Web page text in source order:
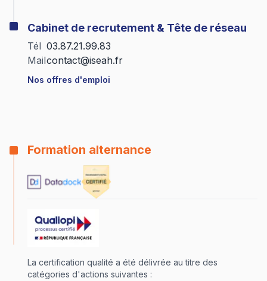
Cabinet de recrutement & Tête de réseau
Tél 03.87.21.99.83
Mailcontact@iseah.fr
Nos offres d'emploi
Formation alternance
La certification qualité a été délivrée au titre des
catégories d'actions suivantes :